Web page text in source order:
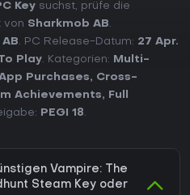
Key suchst, prüfe die
von Sharkmob AB.
. PC Release-Datum: 27 Apr.
Play. Kategorien:
Multi-
Purchases, Cross-
Achievements,
Full
PEGI 18.
Vampire: The
Steam Key oder